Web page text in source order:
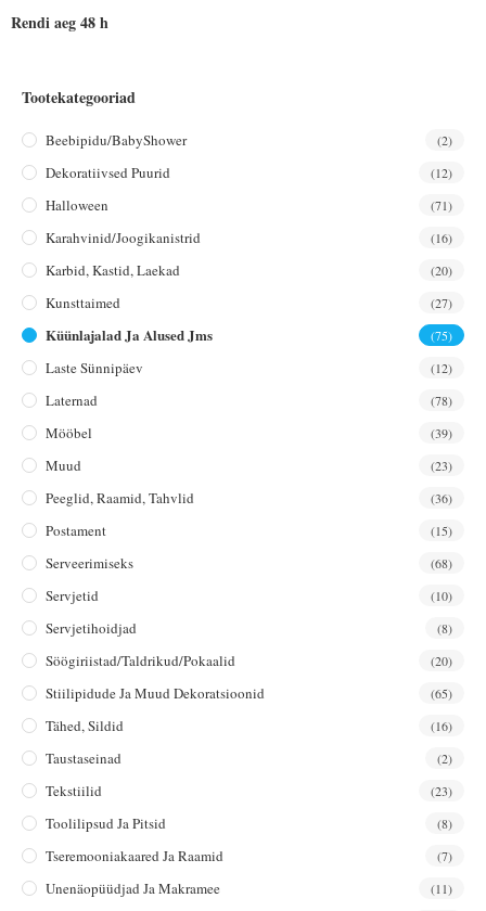
Rendi aeg 48 h
Tootekategooriad
Beebipidu/BabyShower (2)
Dekoratiivsed Puurid (12)
Halloween (71)
Karahvinid/joogikanistrid (16)
Karbid, Kastid, Laekad (20)
Kunsttaimed (27)
Küünlajalad Ja Alused Jms (75)
Laste Sünnipäev (12)
Laternad (78)
Mööbel (39)
Muud (23)
Peeglid, Raamid, Tahvlid (36)
Postament (15)
Serveerimiseks (68)
Servjetid (10)
Servjetihoidjad (8)
Söögiriistad/taldrikud/pokaalid (20)
Stiilipidude Ja Muud Dekoratsioonid (65)
Tähed, Sildid (16)
Taustaseinad (2)
Tekstiilid (23)
Toolilipsud Ja Pitsid (8)
Tseremooniakaared Ja Raamid (7)
Unenäopüüdjad Ja Makramee (11)